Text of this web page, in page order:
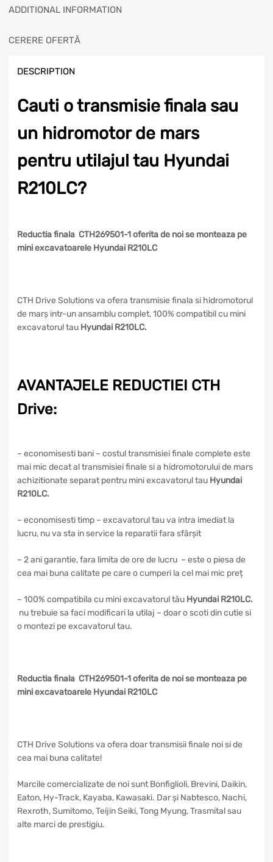
ADDITIONAL INFORMATION
CERERE OFERTĂ
DESCRIPTION
Cauti o transmisie finala sau
un hidromotor de mars
pentru utilajul tau Hyundai
R210LC?
Reductia finala CTH269501-1 oferita de noi se monteaza pe
mini excavatoarele Hyundai R210LC
CTH Drive Solutions va ofera transmisie finala si hidromotorul
de marș intr-un ansamblu complet, 100% compatibil cu mini
excavatorul tau Hyundai R210LC.
AVANTAJELE REDUCTIEI CTH
Drive:
– economisesti bani – costul transmisiei finale complete este
mai mic decat al transmisiei finale si a hidromotorului de mars
achizitionate separat pentru mini excavatorul tau Hyundai
R210LC.
– economisesti timp – excavatorul tau va intra imediat la
lucru, nu va sta in service la reparatii fara sfârșit
– 2 ani garantie, fara limita de ore de lucru – este o piesa de
cea mai buna calitate pe care o cumperi la cel mai mic preț
– 100% compatibila cu mini excavatorul tău Hyundai R210LC.
nu trebuie sa faci modificari la utilaj – doar o scoti din cutie si
o montezi pe excavatorul tau.
Reductia finala CTH269501-1 oferita de noi se monteaza pe
mini excavatoarele Hyundai R210LC
CTH Drive Solutions va ofera doar transmisii finale noi si de
cea mai buna calitate!
Marcile comercializate de noi sunt Bonfiglioli, Brevini, Daikin,
Eaton, Hy-Track, Kayaba, Kawasaki. Dar și Nabtesco, Nachi,
Rexroth, Sumitomo, Teijin Seiki, Tong Myung, Trasmital sau
alte marci de prestigiu.